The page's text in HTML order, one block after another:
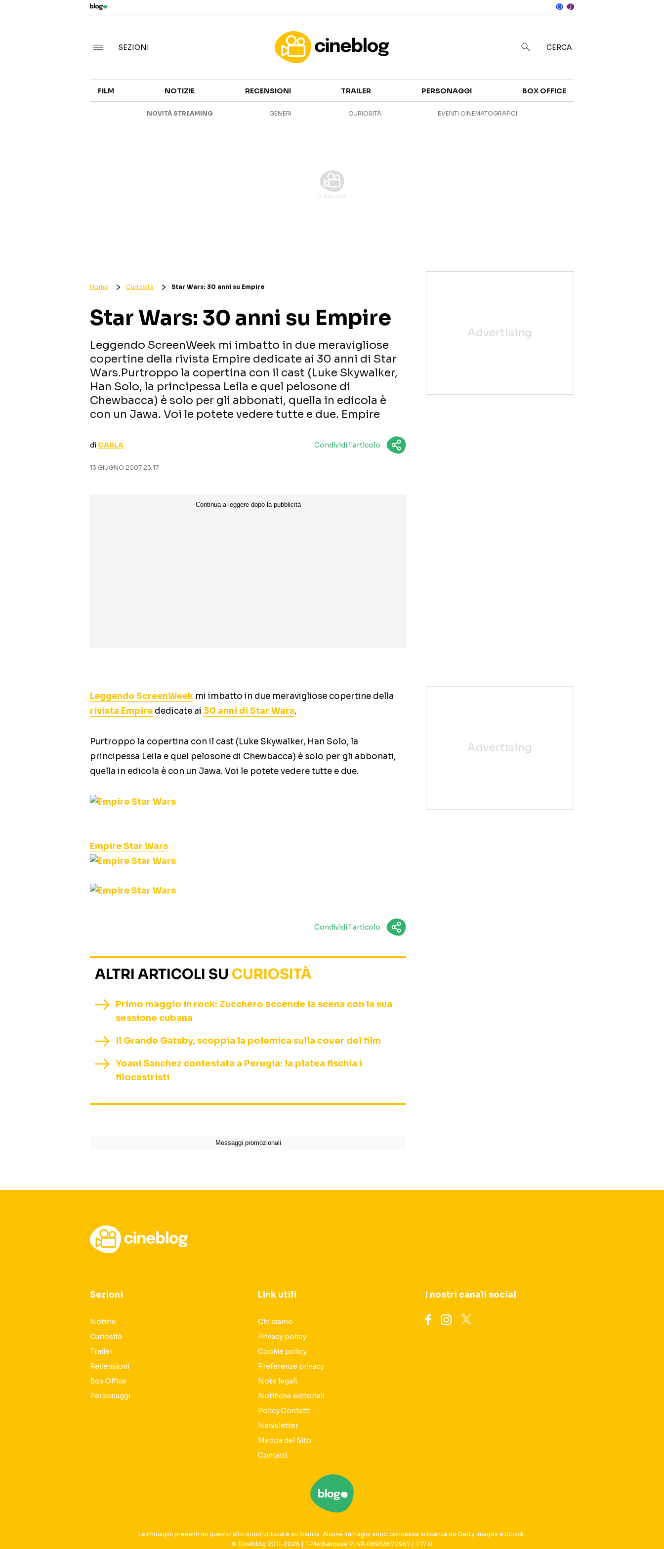
CANALI STREAMING
CURIOSITÀ
SEZIONI CERCA
FILM NOTIZIE RECENSIONI TRAILER PERSONAGGI BOX OFFICE
NOVITÀ STREAMING GENERI CURIOSITÀ EVENTI CINEMATOGRAFICI
Home Curiosità Star Wars: 30 anni su Empire
Star Wars: 30 anni su Empire
Leggendo ScreenWeek mi imbatto in due meravigliose
copertine della rivista Empire dedicate ai 30 anni di Star
Wars.Purtroppo la copertina con il cast (Luke Skywalker,
Han Solo, la principessa Leila e quel pelosone di
Chewbacca) è solo per gli abbonati, quella in edicola è
con un Jawa. Voi le potete vedere tutte e due. Empire
di CARLA Condividi l'articolo
13 GIUGNO 2007 23:17
Leggendo ScreenWeek mi imbatto in due meravigliose copertine della
rivista Empire dedicate ai 30 anni di Star Wars.
Purtroppo la copertina con il cast (Luke Skywalker, Han Solo, la
principessa Leila e quel pelosone di Chewbacca) è solo per gli abbonati,
quella in edicola è con un Jawa. Voi le potete vedere tutte e due.
Empire Star Wars
Condividi l'articolo
ALTRI ARTICOLI SU CURIOSITÀ
Primo maggio in rock: Zucchero accende la scena con la sua
sessione cubana
Il Grande Gatsby, scoppia la polemica sulla cover del film
Yoani Sanchez contestata a Perugia: la platea fischia i
filocastristi
Sezioni
Notizie
Curiosità
Trailer
Recensioni
Box Office
Personaggi
Link utili
Chi siamo
Privacy policy
Cookie policy
Preferenze privacy
Note legali
Notifiche editoriali
Policy Contatti
Newsletter
Mappa del Sito
Contatti
I nostri canali social
Le immagini presenti su questo sito sono utilizzate su licenza. Alcune immagini sono concesse in licenza da Getty Images e iStock.
© Cineblog 2011-2026 | T-Mediahouse P. IVA 06933670967 | 1.77.0